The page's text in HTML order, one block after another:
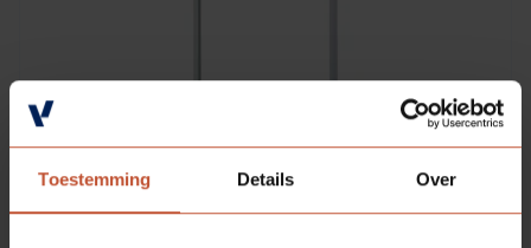
Toestemming Details Over